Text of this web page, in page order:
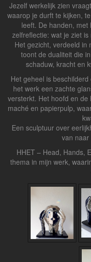
Jezelf werkelijk zien
waarop je durft te kijken,
leeft. De handen,
zelfreflectie: wat je ziet
Het gezicht, verdeeld in
toont de dualiteit die
schaduw, kracht en
Het geheel is
het werk een zachte
versterkt. Het hoofd en
maché en papierpulp,
Een sculptuur over
van naar
HHET – Head, Hands,
thema in mijn werk,